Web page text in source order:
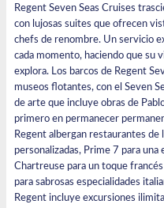
Regent Seven Seas Cruises
con lujosas suites que ofrecen
chefs de renombre. Un servicio
cada momento, haciendo que su
explora. Los barcos de Regent
museos flotantes, con el Seven
de arte que incluye obras de
primero en permanecer
Regent albergan restaurantes de
personalizadas, Prime 7 para una
Chartreuse para un toque
para sabrosas especialidades
Regent incluye excursiones